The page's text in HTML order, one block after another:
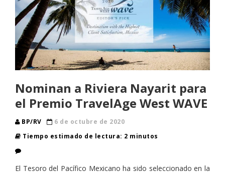
Nominan a Riviera Nayarit para
el Premio TravelAge West WAVE
BP/RV
6 de octubre de 2020
Tiempo estimado de lectura: 2 minutos
El Tesoro del Pacífico Mexicano ha sido seleccionado en la